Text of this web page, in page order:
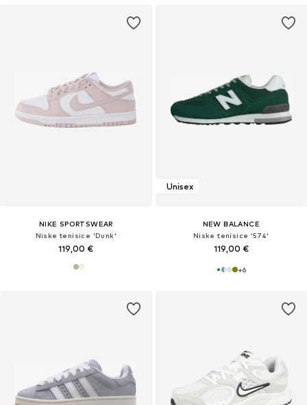
NIKE SPORTSWEAR
Niske tenisice 'Dunk'
119,00 €
Unisex
NEW BALANCE
Niske tenisice '574'
119,00 €
+6